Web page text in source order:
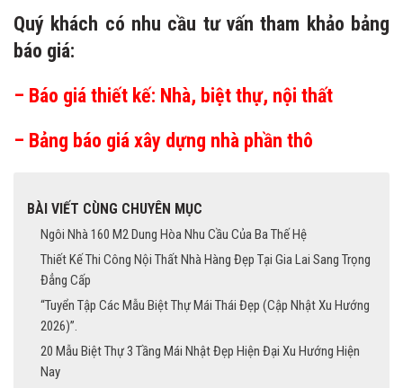
Quý khách có nhu cầu tư vấn tham khảo bảng
báo giá:
– Báo giá thiết kế: Nhà, biệt thự, nội thất
– Bảng báo giá xây dựng nhà phần thô
BÀI VIẾT CÙNG CHUYÊN MỤC
Ngôi Nhà 160 M2 Dung Hòa Nhu Cầu Của Ba Thế Hệ
Thiết Kế Thi Công Nội Thất Nhà Hàng Đẹp Tại Gia Lai Sang Trọng
Đẳng Cấp
“Tuyển Tập Các Mẫu Biệt Thự Mái Thái Đẹp (Cập Nhật Xu Hướng
2026)”.
20 Mẫu Biệt Thự 3 Tầng Mái Nhật Đẹp Hiện Đại Xu Hướng Hiện
Nay